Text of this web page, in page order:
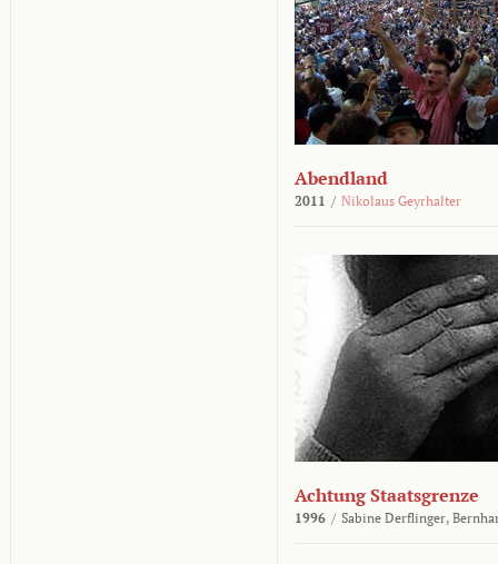
Abendland
2011 / Nikolaus Geyrhalter
Achtung Staatsgrenze
1996 / Sabine Derflinger,